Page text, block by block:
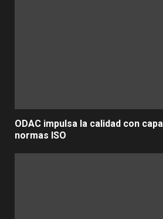
ODAC impulsa la calidad con
normas ISO